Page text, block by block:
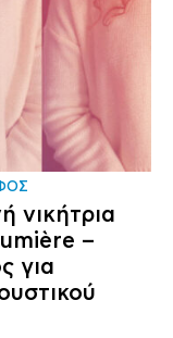
νικήτρια
–
για